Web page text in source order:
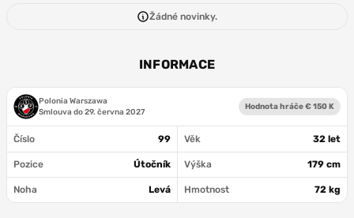
Žádné novinky.
INFORMACE
Polonia Warszawa
Smlouva do29. června 2027
Hodnota hráče € 150 K
Číslo 99 Věk 32 let
Pozice Útočník Výška 179 cm
Noha Levá Hmotnost 72 kg